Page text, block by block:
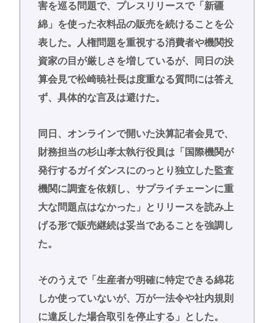
害を巡る問題で、プレスリリースで「新疆
綿」を使った衣料品の販売を続けることを公
表した。人権問題を重視する消費者や機関投
資家の目が厳しさを増しているが、同日の決
算会見で松崎暁社長は度重なる質問には答え
ず、具体的な言及は避けた。
同日、オンラインで開いた決算記者会見で、
財務担当の杉山孝太執行役員は「国際機関が
発行するガイダンスにのっとり独立した監査
機関に調査を依頼し、サプライチェーンに重
大な問題点はなかった」とリリースを読み上
げる形で販売継続は妥当であることを強調し
た。
そのうえで「生産者が明確に特定できる綿花
しか使っていないが、万が一法令や社内規則
に違反した場合取引を停止する」とした。